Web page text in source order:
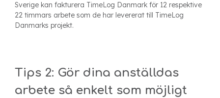
Sverige kan fakturera TimeLog Danmark för 12 respektive
22 timmars arbete som de har levererat till TimeLog
Danmarks projekt.
Tips 2: Gör dina anställdas
arbete så enkelt som möjligt